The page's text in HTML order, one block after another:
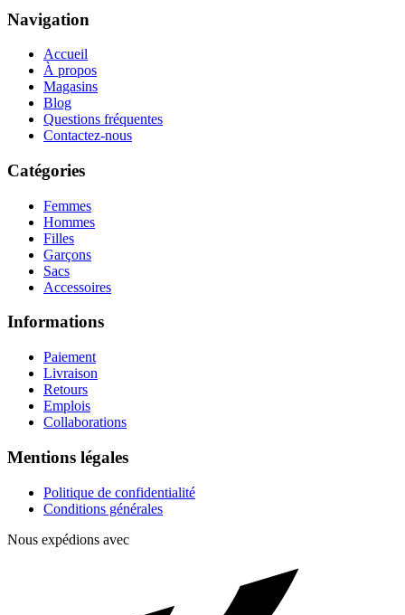
Navigation
Accueil
À propos
Magasins
Blog
Questions fréquentes
Contactez-nous
Catégories
Femmes
Hommes
Filles
Garçons
Sacs
Accessoires
Informations
Paiement
Livraison
Retours
Emplois
Collaborations
Mentions légales
Politique de confidentialité
Conditions générales
Nous expédions avec